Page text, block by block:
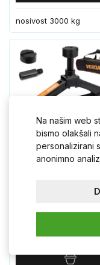
nosivost 3000 kg
dizalica s
27,80 €
Na našim web
bismo olakšali
personalizirani
anonimno